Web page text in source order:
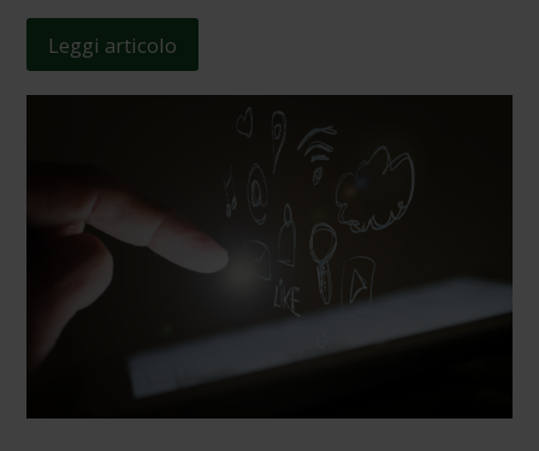
Leggi articolo